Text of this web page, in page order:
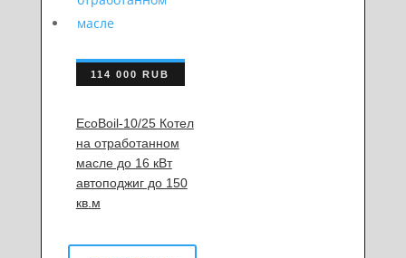
EcoBoil-10/25 Котел
на отработанном
масле до 16 кВт
автоподжиг до 150
кв.м
114 000RUB